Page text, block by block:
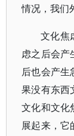
情况，我们
文化焦
虑之后会产
后也会产
果没有东西
文化和文化
展起来，它